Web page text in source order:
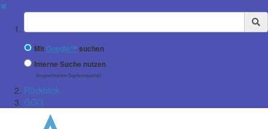
✖
Suchbegriff
Mit Google™ suchen
Interne Suche nutzen
(eingeschränkte Ergebnisqualität)
Rückblick
GGG